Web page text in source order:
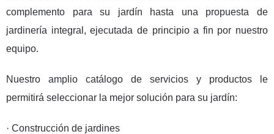
complemento para su jardín hasta una propuesta de
jardinería integral, ejecutada de principio a fin por nuestro
equipo.
Nuestro amplio catálogo de servicios y productos le
permitirá seleccionar la mejor solución para su jardín:
· Construcción de jardines